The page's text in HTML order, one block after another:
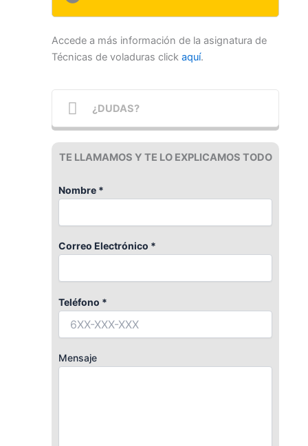
Accede a más información de la asignatura de
Técnicas de voladuras click aquí.
¿DUDAS?
TE LLAMAMOS Y TE LO EXPLICAMOS TODO
Nombre *
Correo Electrónico *
Teléfono *
Mensaje